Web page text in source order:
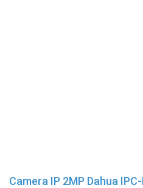
Camera IP 2MP Dahua